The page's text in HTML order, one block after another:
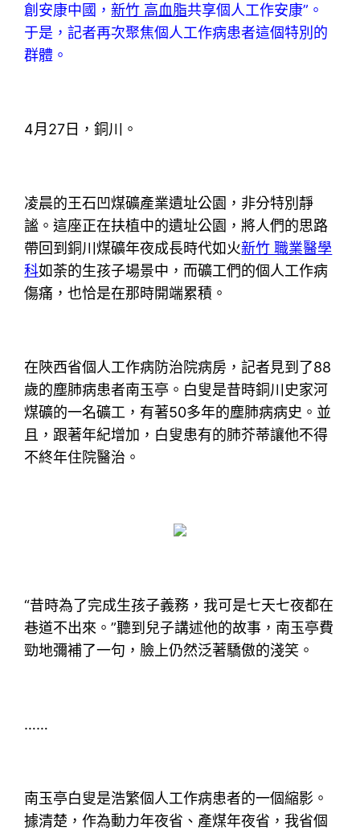
創安康中國，新竹 高血脂共享個人工作安康”。
于是，記者再次聚焦個人工作病患者這個特別的
群體。
4月27日，銅川。
凌晨的王石凹煤礦產業遺址公園，非分特別靜
謐。這座正在扶植中的遺址公園，將人們的思路
帶回到銅川煤礦年夜成長時代如火新竹 職業醫學
科如荼的生孩子場景中，而礦工們的個人工作病
傷痛，也恰是在那時開端累積。
在陜西省個人工作病防治院病房，記者見到了88
歲的塵肺病患者南玉亭。白叟是昔時銅川史家河
煤礦的一名礦工，有著50多年的塵肺病病史。並
且，跟著年紀增加，白叟患有的肺芥蒂讓他不得
不終年住院醫治。
“昔時為了完成生孩子義務，我可是七天七夜都在
巷道不出來。”聽到兒子講述他的故事，南玉亭費
勁地彌補了一句，臉上仍然泛著驕傲的淺笑。
……
南玉亭白叟是浩繁個人工作病患者的一個縮影。
據清楚，作為動力年夜省、產煤年夜省，我省個